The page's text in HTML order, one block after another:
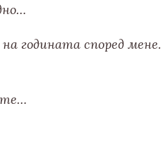
годината според мене.